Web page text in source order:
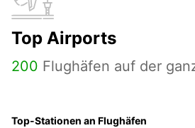
Top Airports
200 Flughäfen auf der
Top-Stationen an Flughäfen